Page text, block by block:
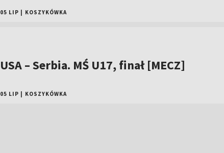
05 LIP KOSZYKÓWKA
USA – Serbia. MŚ U17, finał [MECZ]
05 LIP KOSZYKÓWKA